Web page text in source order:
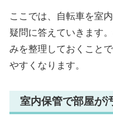
ここでは、自転車を室
疑問に答えていきます
みを整理しておくこと
やすくなります。
室内保管で部屋が